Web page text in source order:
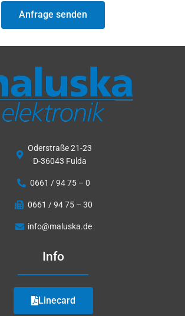
Anfrage senden
Oderstraße 21-23
D-36043 Fulda
0661 / 94 75 – 0
0661 / 94 75 – 30
info@maluska.de
Info
Linecard